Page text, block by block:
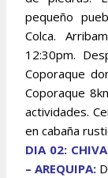
pequeño
Colca.
12:30pm.
Coporaque
Coporaque
actividades.
en cabaña
DIA 02:
– AREQUIPA: